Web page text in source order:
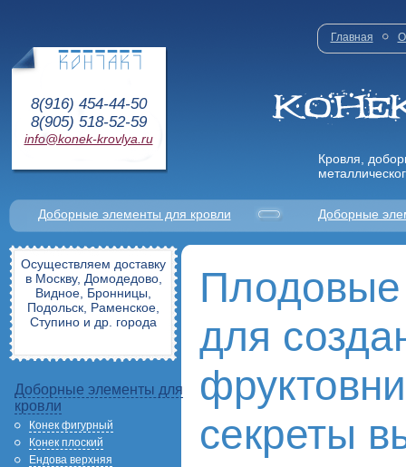
8(916) 454-44-50
8(905) 518-52-59
info@konek-krovlya.ru
Главная О
Кровля,
Доборные элементы для кровли Доборные
Осуществляем доставку
в Москву, Домодедово,
Видное, Бронницы,
Подольск, Раменское,
Ступино и др. города
Доборные элементы для
кровли
Конек фигурный
Конек плоский
Ендова верхняя
для
секреты